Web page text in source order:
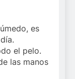
es
el pelo.
las manos